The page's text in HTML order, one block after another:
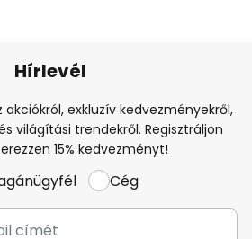
Hírlevél
akciókról, exkluzív kedvezményekről,
világítási trendekről. Regisztráljon
15% kedvezményt!
Cég